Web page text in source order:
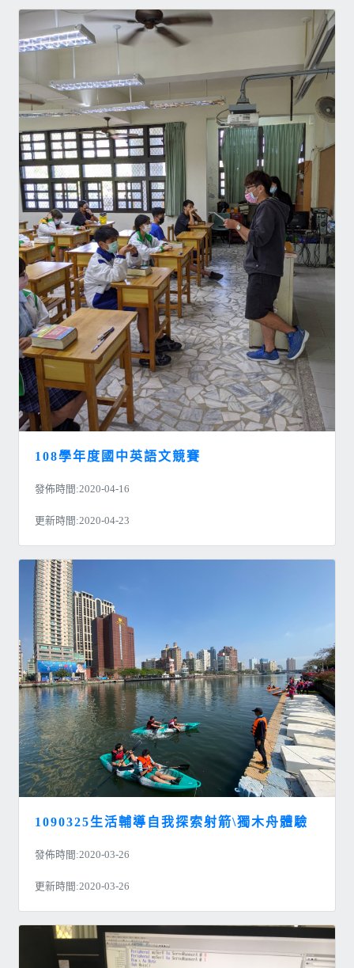
108學年度國中英語文競賽
發佈時間:2020-04-16
更新時間:2020-04-23
1090325生活輔導自我探索射箭\獨木舟體驗
發佈時間:2020-03-26
更新時間:2020-03-26